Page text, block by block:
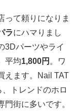
って頼りになりま
ラにハマりまし
3Dパーツやライ
平均1,800円 。ワ
えます。Nail TAT
、トレンドのホロ
街に多いです。